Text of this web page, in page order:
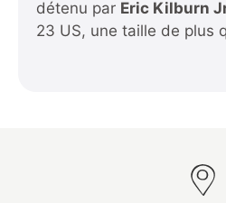
détenu par Eric Kilburn
23 US, une taille de plus